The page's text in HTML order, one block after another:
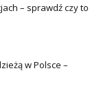
– sprawdź czy to
w Polsce –